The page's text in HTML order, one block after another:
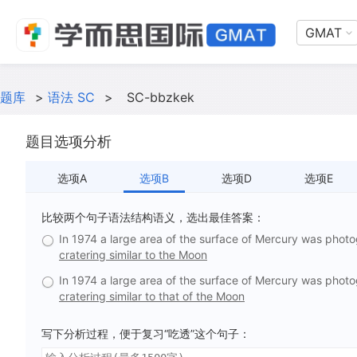
GMAT
题库 > 语法 SC > SC-bbzkek
题目选项分析
选项A 选项B 选项D 选项E
比较两个句子语法结构语义，选出最佳答案：
In 1974 a large area of the surface of Mercury was
cratering similar to the Moon
In 1974 a large area of the surface of Mercury was
cratering similar to that of the Moon
写下分析过程，便于复习“吃透”这个句子：